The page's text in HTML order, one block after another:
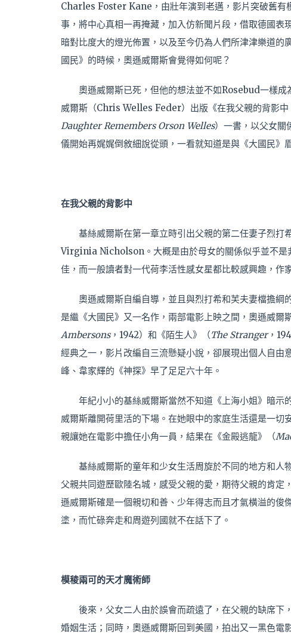
Charles Foster Kane，由壯年演到老邁，影片突破舊
事，將中心真相一再掩藏，加入仿新聞片段，借取德國
暗對比度大的燈光佈置，以及至今仍為人們所津津樂道
國民》的時候，奧遜威爾斯會覺得如何呢？
奧遜威爾斯已死，但他的想法並不如Rosebud一樣
威爾斯（Chris Welles Feder）出版《在我父親的背影中
Daughter Remembers Orson Welles）一書，以父女關
儀開始再娓娓倒敘細說從頭，一看就知道是與《大國民》
在我父親的背影中
基絲威爾斯在第一章立時引出父親的第二任妻子烈
Virginia Nicholson。大概是由於母女的關係似乎並不是
佳，而一般讀者對一代荷李活性感女星都比較感興趣，作
奧遜威爾斯自編自導，並且與烈打希和芙夫妻檔擔綱
是繼《大國民》又一名作，兩部電影上映之間，奧遜威爾
Ambersons，1942）和《陌生人》（The Stranger，
經典之一，影片改編自三流懸疑小說，卻展現出個人自
峰、韋家輝的《神探》早了足足六十年。
年紀小小的基絲威爾斯當然不知道《上海小姐》暗
威爾斯離開荷里活的下場。在她眼中的家庭生活還是一
親讓她在電影中擔任小角一員，結果在《金殿逃龍》（
基絲威爾斯的童年和少女生活周旋於不同的地方和人
父親共同遊歷歐陸名城，感受父親的愛，期待父親的肯
遜威爾斯確是一個親切和善、少年得志而且才氣橫溢的
塗，而忙碌奔走和周遊列國就不在話下了。
模稜兩可的天才魔術師
後來，父女二人由於誤會而疏遠了，在父親的缺席
婚姻生活；同時，奧遜威爾斯回到美國，拍出又一黑色電